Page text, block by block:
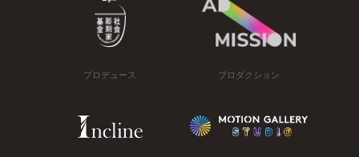
プロデュース プロダクション